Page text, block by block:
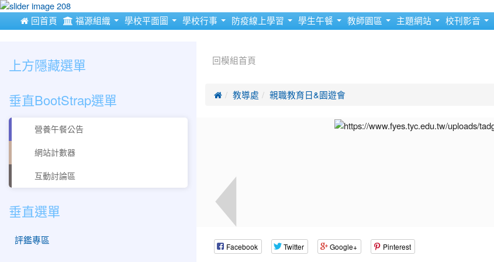
 回首頁 福源組織 學校平面圖 學校行事 防疫線上學習 學生午餐 教師園區 主題網站 校刊影音
回模組首頁
 教導處 親職教育日&園遊會
Facebook Twitter Google+ Pinterest
上方隱藏選單
垂直BootStrap選單
營養午餐公告
網站計數器
互動討論區
垂直選單
評鑑專區